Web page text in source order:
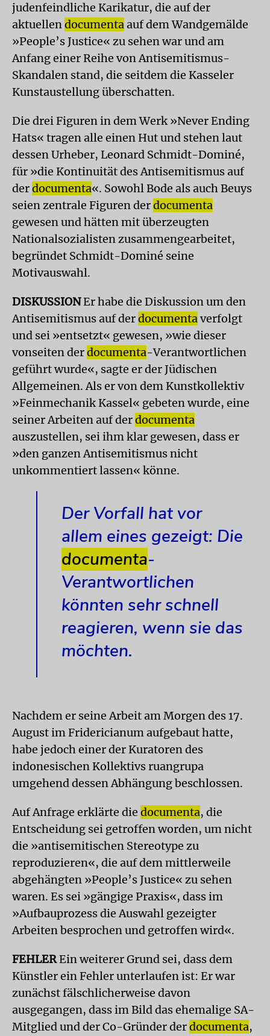
judenfeindliche Karikatur, die auf der
aktuellendocumentaauf dem Wandgemälde
»People’s Justice« zu sehen war und am
Anfang einer Reihe von Antisemitismus-
Skandalen stand, die seitdem die Kasseler
Kunstaustellung überschatten.
Die drei Figuren in dem Werk »Never Ending
Hats« tragen alle einen Hut und stehen laut
dessen Urheber, Leonard Schmidt-Dominé,
für »die Kontinuität des Antisemitismus auf
derdocumenta«. Sowohl Bode als auch Beuys
seien zentrale Figuren derdocumenta
gewesen und hätten mit überzeugten
Nationalsozialisten zusammengearbeitet,
begründet Schmidt-Dominé seine
Motivauswahl.
DISKUSSIONEr habe die Diskussion um den
Antisemitismus auf derdocumentaverfolgt
und sei »entsetzt« gewesen, »wie dieser
vonseiten derdocumenta-Verantwortlichen
geführt wurde«, sagte er der Jüdischen
Allgemeinen. Als er von dem Kunstkollektiv
»Feinmechanik Kassel« gebeten wurde, eine
seiner Arbeiten auf derdocumenta
auszustellen, sei ihm klar gewesen, dass er
»den ganzen Antisemitismus nicht
unkommentiert lassen« könne.
Der Vorfall hat vor
allem eines gezeigt: Die
documenta-
Verantwortlichen
könnten sehr schnell
reagieren, wenn sie das
möchten.
Nachdem er seine Arbeit am Morgen des 17.
August im Fridericianum aufgebaut hatte,
habe jedoch einer der Kuratoren des
indonesischen Kollektivs ruangrupa
umgehend dessen Abhängung beschlossen.
Auf Anfrage erklärte die documenta, die
Entscheidung sei getroffen worden, um nicht
die »antisemitischen Stereotype zu
reproduzieren«, die auf dem mittlerweile
abgehängten »People’s Justice« zu sehen
waren. Es sei »gängige Praxis«, dass im
»Aufbauprozess die Auswahl gezeigter
Arbeiten besprochen und getroffen wird«.
FEHLEREin weiterer Grund sei, dass dem
Künstler ein Fehler unterlaufen ist: Er war
zunächst fälschlicherweise davon
ausgegangen, dass im Bild das ehemalige SA-
Mitglied und der Co-Gründer derdocumenta,